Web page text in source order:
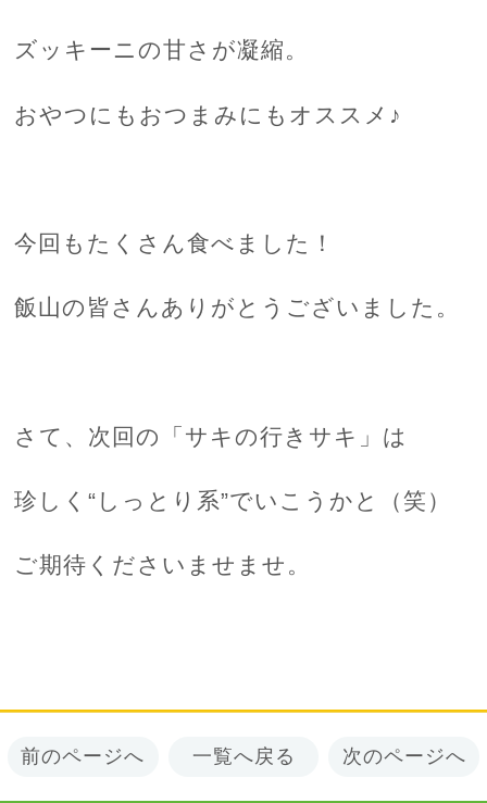
ズッキーニの甘さが凝縮。
おやつにもおつまみにもオススメ♪
今回もたくさん食べました！
飯山の皆さんありがとうございました。
さて、次回の「サキの行きサキ」は
珍しく“しっとり系”でいこうかと（笑）
ご期待くださいませませ。
前のページへ 一覧へ戻る 次のページへ